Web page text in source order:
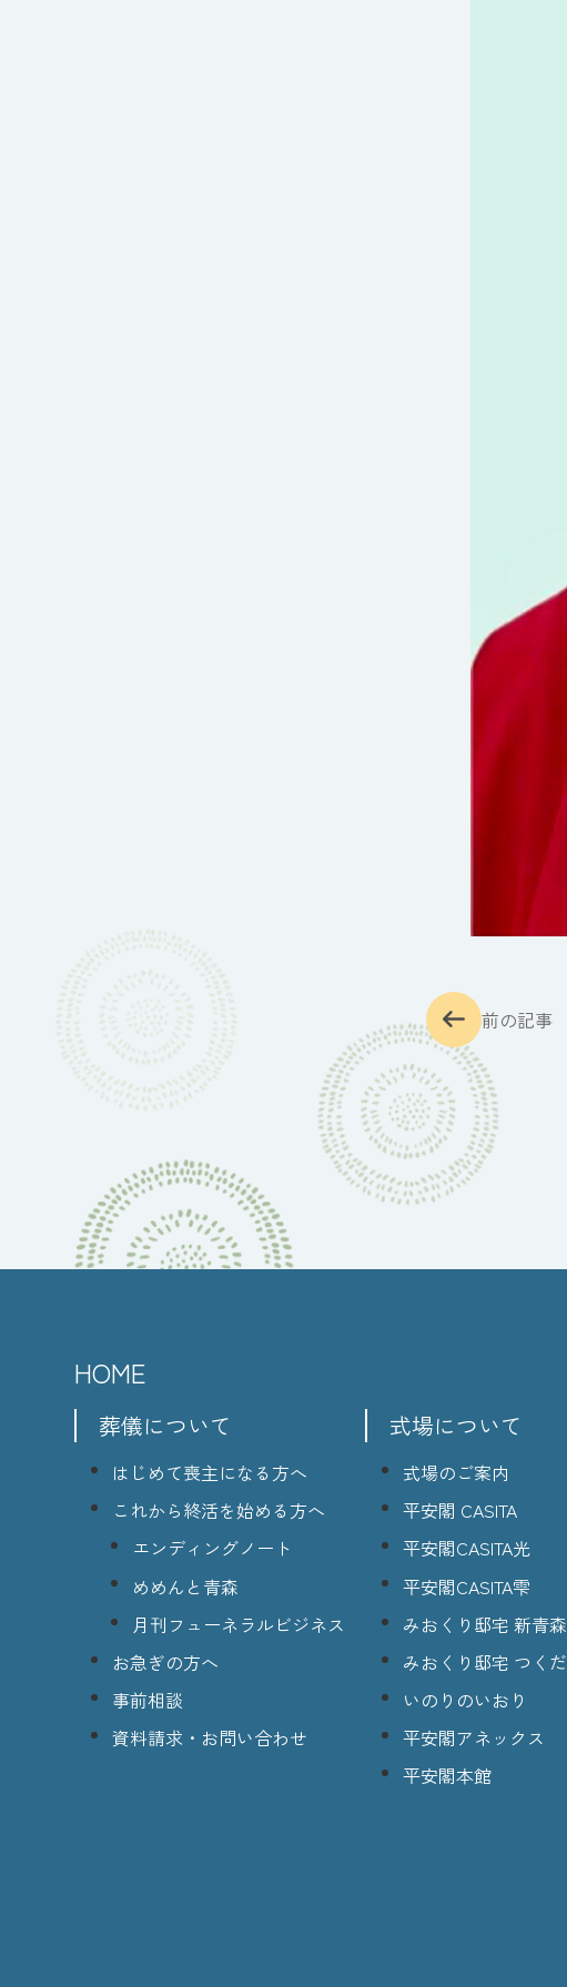
前の記事
HOME
葬儀について
はじめて喪主になる方へ
これから終活を始める方へ
エンディングノート
めめんと青森
月刊フューネラルビジネス
お急ぎの方へ
事前相談
資料請求・お問い合わせ
式場について
式場のご案内
平安閣 CASITA
平安閣CASITA光
平安閣CASITA雫
みおくり邸宅 新青森
みおくり邸宅 つくだ
いのりのいおり
平安閣アネックス
平安閣本館